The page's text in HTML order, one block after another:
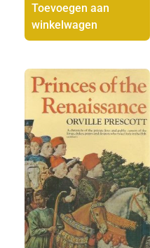
Toevoegen aan
winkelwagen